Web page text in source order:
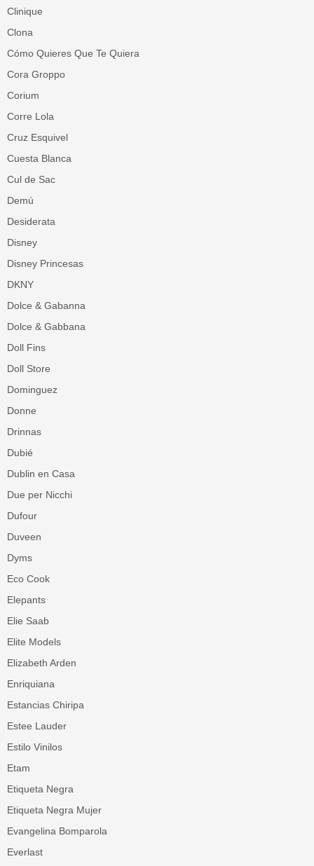
Clinique
Clona
Cómo Quieres Que Te Quiera
Cora Groppo
Corium
Corre Lola
Cruz Esquivel
Cuesta Blanca
Cul de Sac
Demú
Desiderata
Disney
Disney Princesas
DKNY
Dolce & Gabanna
Dolce & Gabbana
Doll Fins
Doll Store
Dominguez
Donne
Drinnas
Dubié
Dublin en Casa
Due per Nicchi
Dufour
Duveen
Dyms
Eco Cook
Elepants
Elie Saab
Elite Models
Elizabeth Arden
Enriquiana
Estancias Chiripa
Estee Lauder
Estilo Vinilos
Etam
Etiqueta Negra
Etiqueta Negra Mujer
Evangelina Bomparola
Everlast